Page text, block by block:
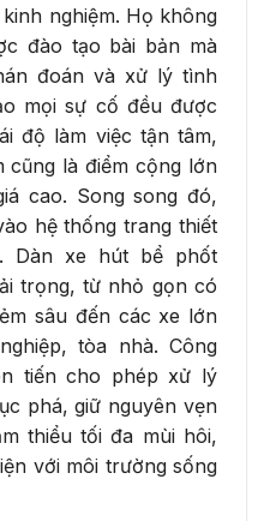
nghiệm. Họ không
đào tạo bài bản mà
đoán và xử lý tình
mọi sự cố đều được
độ làm việc tận tâm,
cũng là điểm cộng lớn
cao. Song song đó,
hệ thống trang thiết
Dàn xe hút bể phốt
trọng, từ nhỏ gọn có
sâu đến các xe lớn
tòa nhà. Công
tiến cho phép xử lý
phá, giữ nguyên vẹn
thiểu tối đa mùi hôi,
với môi trường sống